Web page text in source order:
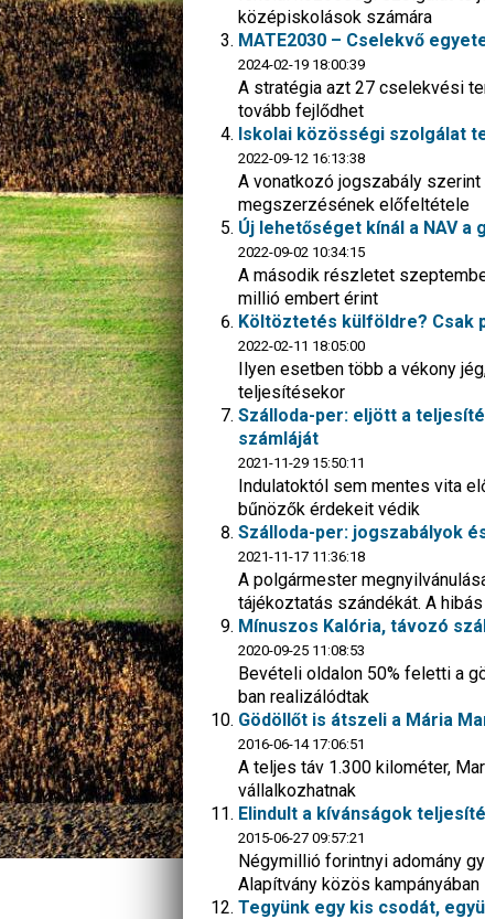
középiskolások számára
MATE2030 – Cselekvő
2024-02-19 18:00:39
A stratégia azt 27 cselekvési
tovább fejlődhet
Iskolai közösségi szolgálat
2022-09-12 16:13:38
A vonatkozó jogszabály
megszerzésének előfeltétele
Új lehetőséget kínál a NAV
2022-09-02 10:34:15
A második részletet
millió embert érint
Költöztetés külföldre? Csak
2022-02-11 18:05:00
Ilyen esetben több a vékony
teljesítésekor
Szálloda-per: eljött a
számláját
2021-11-29 15:50:11
Indulatoktól sem mentes vita
bűnözők érdekeit védik
Szálloda-per: jogszabályok
2021-11-17 11:36:18
A polgármester
tájékoztatás szándékát. A
Mínuszos Kalória, távozó
2020-09-25 11:08:53
Bevételi oldalon 50% feletti a
ban realizálódtak
Gödöllőt is átszeli a Mária
2016-06-14 17:06:51
A teljes táv 1.300 kilométer,
vállalkozhatnak
Elindult a kívánságok
2015-06-27 09:57:21
Négymillió forintnyi adomány
Alapítvány közös kampányában
Tegyünk egy kis csodát,